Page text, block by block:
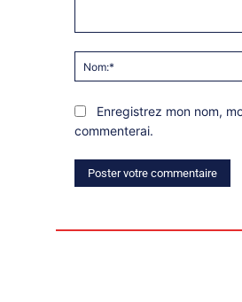
Enregistrez mon nom,
commenterai.